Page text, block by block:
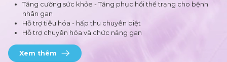
Tăng cường sức khỏe - Tăng phục hồi thể trạng cho bệnh
nhân gan
Hỗ trợ tiêu hóa - hấp thu chuyên biệt
Hỗ trợ chuyên hóa và chức năng gan
Xem thêm